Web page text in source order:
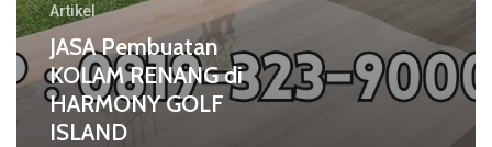
Artikel
JASA Pembuatan
KOLAM RENANG di
HARMONY GOLF
ISLAND